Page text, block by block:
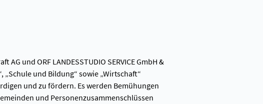
und ORF LANDESSTUDIO SERVICE GmbH &
„Schule und Bildung“ sowie „Wirtschaft“
und zu fördern. Es werden Bemühungen
und Personenzusammenschlüssen